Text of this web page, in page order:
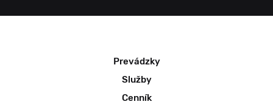
Prevádzky
Služby
Cenník